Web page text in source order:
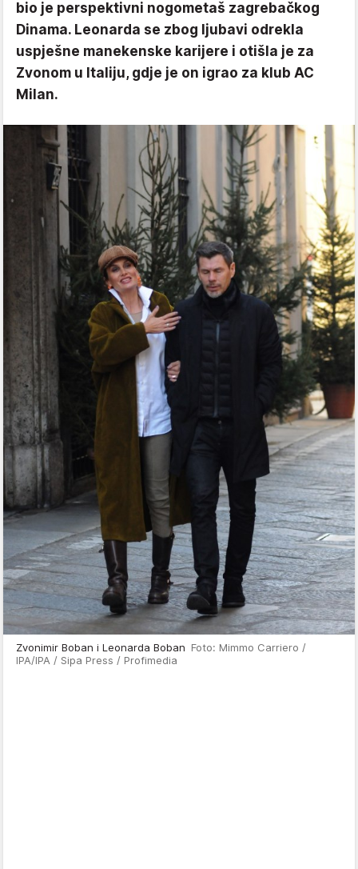
bio je perspektivni nogometaš zagrebačkog
Dinama. Leonarda se zbog ljubavi odrekla
uspješne manekenske karijere i otišla je za
Zvonom u Italiju, gdje je on igrao za klub AC
Milan.
Zvonimir Boban i Leonarda Boban Foto: Mimmo Carriero /
IPA/IPA / Sipa Press / Profimedia